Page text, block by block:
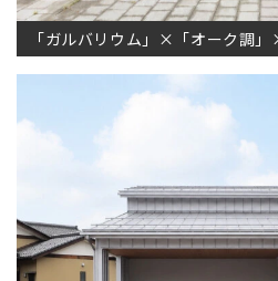
「ガルバリウム」×「オーク調」